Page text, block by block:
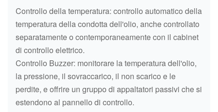
Controllo della temperatura: controllo automatico della
temperatura della condotta dell'olio, anche controllato
separatamente o contemporaneamente con il cabinet
di controllo elettrico.
Controllo Buzzer: monitorare la temperatura dell'olio,
la pressione, il sovraccarico, il non scarico e le
perdite, e offrire un gruppo di appaltatori passivi che si
estendono al pannello di controllo.